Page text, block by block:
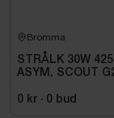
Bromma
STRÅLK 30W
ASYM, SCOUT
0 kr · 0 bud